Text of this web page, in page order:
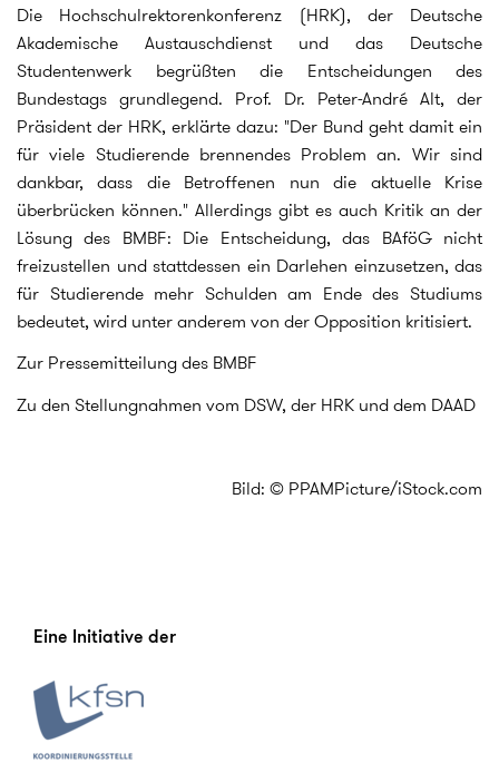
Die Hochschulrektorenkonferenz (HRK), der Deutsche
Akademische Austauschdienst und das Deutsche
Studentenwerk begrüßten die Entscheidungen des
Bundestags grundlegend. Prof. Dr. Peter-André Alt, der
Präsident der HRK, erklärte dazu: "Der Bund geht damit ein
für viele Studierende brennendes Problem an. Wir sind
dankbar, dass die Betroffenen nun die aktuelle Krise
überbrücken können." Allerdings gibt es auch Kritik an der
Lösung des BMBF: Die Entscheidung, das BAföG nicht
freizustellen und stattdessen ein Darlehen einzusetzen, das
für Studierende mehr Schulden am Ende des Studiums
bedeutet, wird unter anderem von der Opposition kritisiert.
Zur Pressemitteilung des BMBF
Zu den Stellungnahmen vom DSW, der HRK und dem DAAD
Bild: © PPAMPicture/iStock.com
Eine Initiative der